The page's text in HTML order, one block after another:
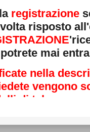
registrazione
risposto
mai
nella
vengono
di